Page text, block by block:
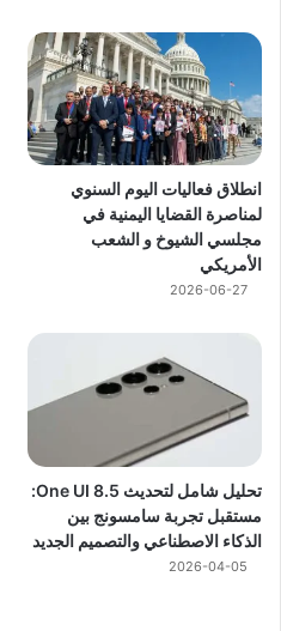
انطلاق فعاليات اليوم السنوي
لمناصرة القضايا اليمنية في
مجلسي الشيوخ و الشعب
الأمريكي
2026-06-27
تحليل شامل لتحديث One UI 8.5:
مستقبل تجربة سامسونج بين
الذكاء الاصطناعي والتصميم الجديد
2026-04-05